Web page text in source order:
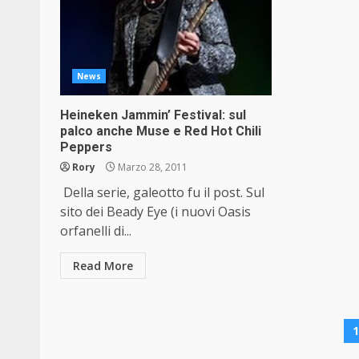
News
Heineken Jammin’ Festival: sul
palco anche Muse e Red Hot Chili
Peppers
Rory Marzo 28, 2011
Della serie, galeotto fu il post. Sul
sito dei Beady Eye (i nuovi Oasis
orfanelli di...
Read More
1